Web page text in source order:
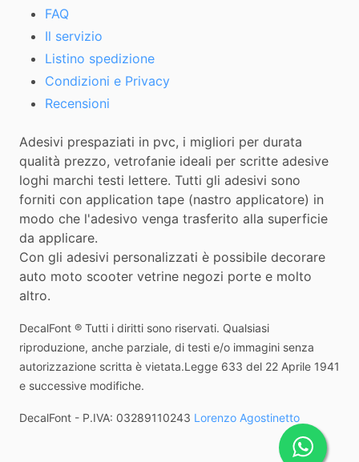
FAQ
Il servizio
Listino spedizione
Condizioni e Privacy
Recensioni
Adesivi prespaziati in pvc, i migliori per durata
qualità prezzo, vetrofanie ideali per scritte adesive
loghi marchi testi lettere. Tutti gli adesivi sono
forniti con application tape (nastro applicatore) in
modo che l'adesivo venga trasferito alla superficie
da applicare.
Con gli adesivi personalizzati è possibile decorare
auto moto scooter vetrine negozi porte e molto
altro.
DecalFont ® Tutti i diritti sono riservati. Qualsiasi
riproduzione, anche parziale, di testi e/o immagini senza
autorizzazione scritta è vietata.Legge 633 del 22 Aprile 1941
e successive modifiche.
DecalFont - P.IVA: 03289110243 Lorenzo Agostinetto